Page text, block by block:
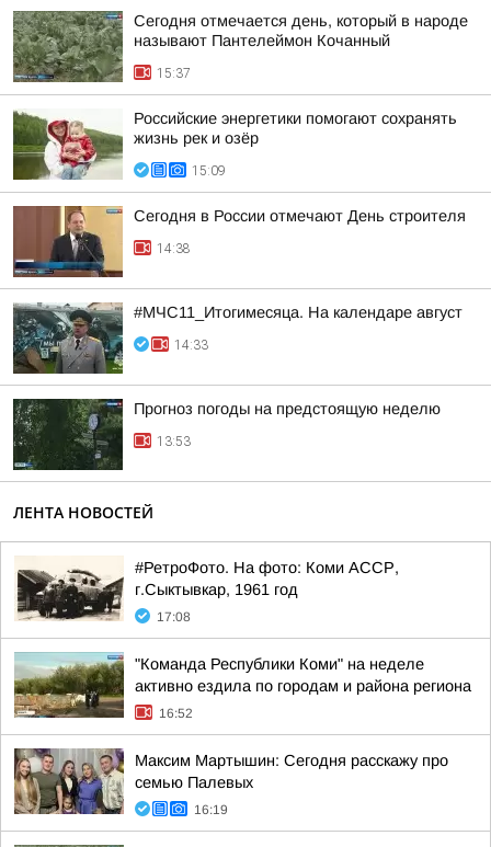
Сегодня отмечается день, который в народе
называют Пантелеймон Кочанный
15:37
Российские энергетики помогают сохранять
жизнь рек и озёр
15:09
Сегодня в России отмечают День строителя
14:38
#МЧС11_Итогимесяца. На календаре август
14:33
Прогноз погоды на предстоящую неделю
13:53
ЛЕНТА НОВОСТЕЙ
#РетроФото. На фото: Коми АССР,
г.Сыктывкар, 1961 год
17:08
"Команда Республики Коми" на неделе
активно ездила по городам и района региона
16:52
Максим Мартышин: Сегодня расскажу про
семью Палевых
16:19